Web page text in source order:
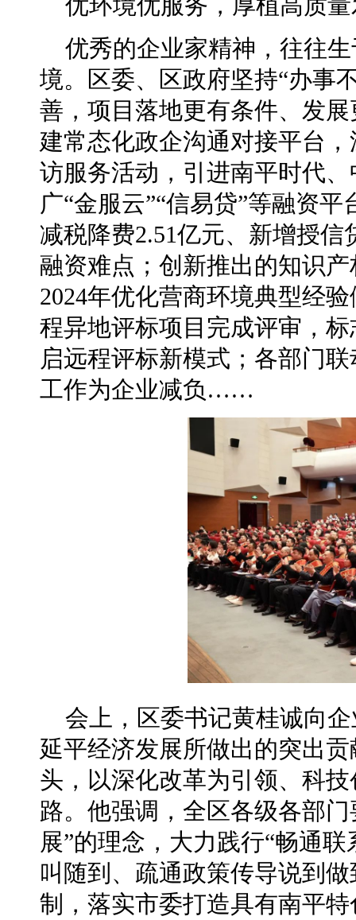
优环境优服务，厚植高质
优秀的企业家精神，往往
境。区委、区政府坚持“办事
善，项目落地更有条件、发
建常态化政企沟通对接平台
访服务活动，引进南平时代
广“金服云”“信易贷”等融资
减税降费2.51亿元、新增授
融资难点；创新推出的知识
2024年优化营商环境典型经
程异地评标项目完成评审，
启远程评标新模式；各部门
工作为企业减负……
会上，区委书记黄桂诚向
延平经济发展所做出的突出
头，以深化改革为引领、科
路。他强调，全区各级各部
展”的理念，大力践行“畅通
叫随到、疏通政策传导说到
制，落实市委打造具有南平